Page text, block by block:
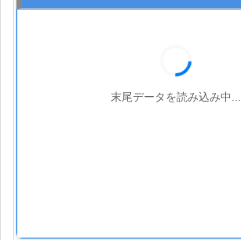
末尾データを読み込み中...